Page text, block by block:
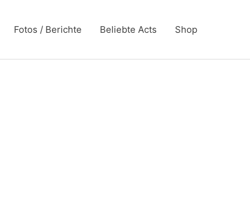
Fotos / Berichte Beliebte Acts Shop